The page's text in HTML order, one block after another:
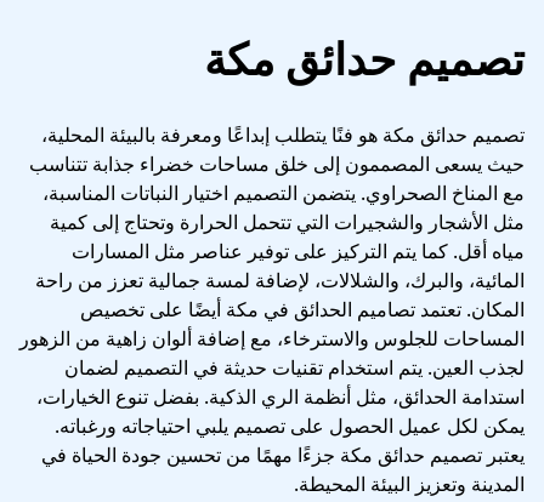
تصميم حدائق مكة
تصميم حدائق مكة هو فنًا يتطلب إبداعًا ومعرفة بالبيئة المحلية،
حيث يسعى المصممون إلى خلق مساحات خضراء جذابة تتناسب
مع المناخ الصحراوي. يتضمن التصميم اختيار النباتات المناسبة،
مثل الأشجار والشجيرات التي تتحمل الحرارة وتحتاج إلى كمية
مياه أقل. كما يتم التركيز على توفير عناصر مثل المسارات
المائية، والبرك، والشلالات، لإضافة لمسة جمالية تعزز من راحة
المكان. تعتمد تصاميم الحدائق في مكة أيضًا على تخصيص
المساحات للجلوس والاسترخاء، مع إضافة ألوان زاهية من الزهور
لجذب العين. يتم استخدام تقنيات حديثة في التصميم لضمان
استدامة الحدائق، مثل أنظمة الري الذكية. بفضل تنوع الخيارات،
يمكن لكل عميل الحصول على تصميم يلبي احتياجاته ورغباته.
يعتبر تصميم حدائق مكة جزءًا مهمًا من تحسين جودة الحياة في
المدينة وتعزيز البيئة المحيطة.